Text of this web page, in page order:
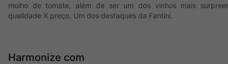
molho de tomate, além de ser um dos vinhos mais
qualidade X preço. Um dos destaques da Fantini.
Harmonize com